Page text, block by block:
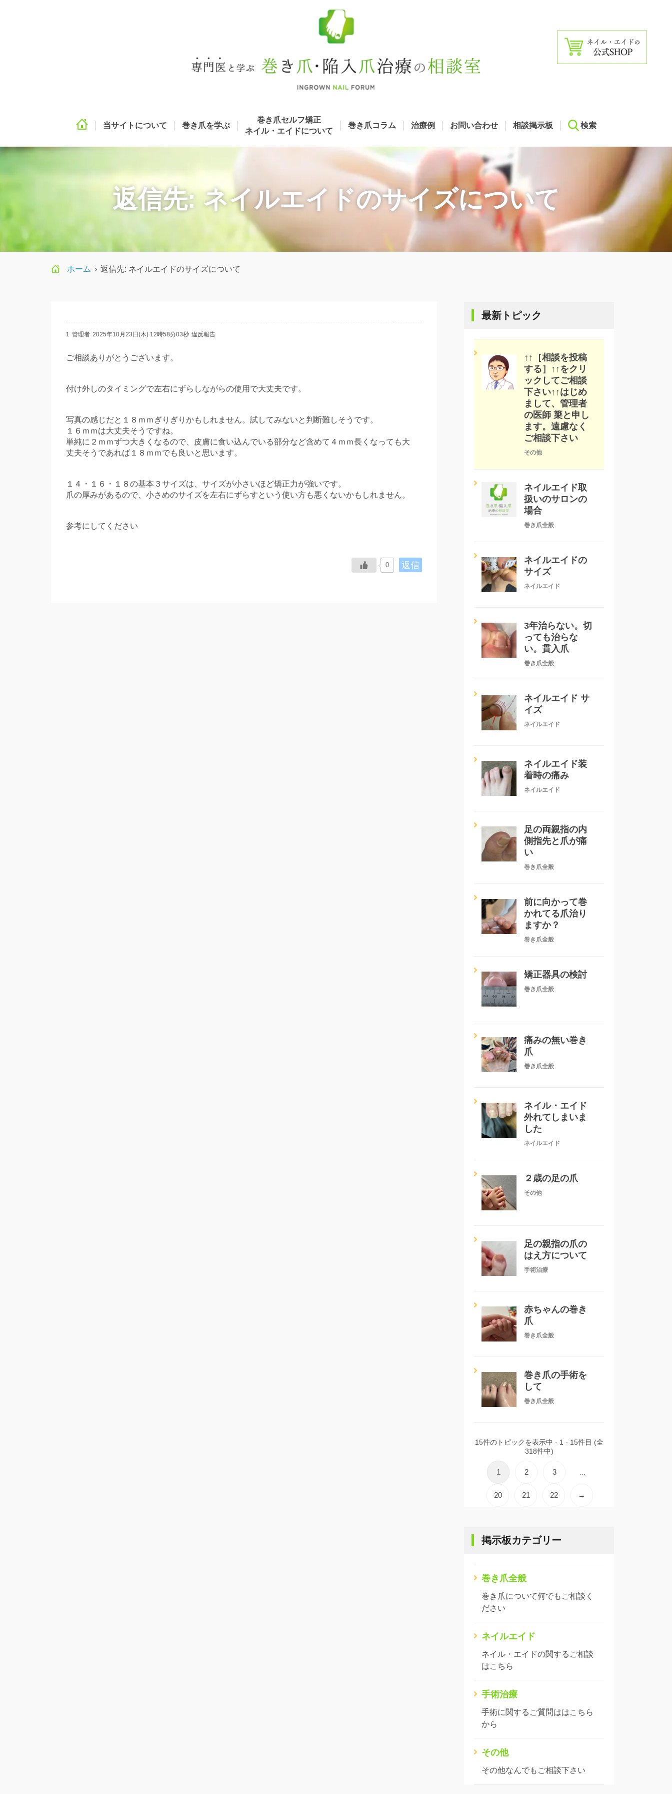
当サイトについて 巻き爪を学ぶ
巻き爪セルフ矯正
ネイル・エイドについて
巻き爪コラム 治療例 お問い合わせ 相談掲示板 検索
返信先: ネイルエイドのサイズについて
ホーム › 返信先: ネイルエイドのサイズについて
1 管理者 2025年10月23日(木) 12時58分03秒 違反報告
ご相談ありがとうございます。
付け外しのタイミングで左右にずらしながらの使用で大丈夫です。
写真の感じだと１８ｍｍぎりぎりかもしれません。試してみないと判断難しそうです。
１６ｍｍは大丈夫そうですね。
単純に２ｍｍずつ大きくなるので、皮膚に食い込んでいる部分など含めて４ｍｍ長くなっても大
丈夫そうであれば１８ｍｍでも良いと思います。
１４・１６・１８の基本３サイズは、サイズが小さいほど矯正力が強いです。
爪の厚みがあるので、小さめのサイズを左右にずらすという使い方も悪くないかもしれません。
参考にしてください
返信
0
最新トピック
↑↑［相談を投稿
する］↑↑をクリ
ックしてご相談
下さい↑↑はじめ
まして、管理者
の医師 簗と申し
ます。遠慮なく
ご相談下さい
その他
ネイルエイド取
扱いのサロンの
場合
巻き爪全般
ネイルエイドの
サイズ
ネイルエイド
3年治らない。切
っても治らな
い。貫入爪
巻き爪全般
ネイルエイド サ
イズ
ネイルエイド
ネイルエイド装
着時の痛み
ネイルエイド
足の両親指の内
側指先と爪が痛
い
巻き爪全般
前に向かって巻
かれてる爪治り
ますか？
巻き爪全般
矯正器具の検討
巻き爪全般
痛みの無い巻き
爪
巻き爪全般
ネイル・エイド
外れてしまいま
した
ネイルエイド
２歳の足の爪
その他
足の親指の爪の
はえ方について
手術治療
赤ちゃんの巻き
爪
巻き爪全般
巻き爪の手術を
して
巻き爪全般
15件のトピックを表示中 - 1 - 15件目 (全
318件中)
1 2 3
20 21 22 →
掲示板カテゴリー
巻き爪全般
巻き爪について何でもご相談く
ださい
ネイルエイド
ネイル・エイドの関するご相談
はこちら
手術治療
手術に関するご質問ははこちら
から
その他
その他なんでもご相談下さい